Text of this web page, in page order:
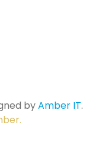
byAmber IT.